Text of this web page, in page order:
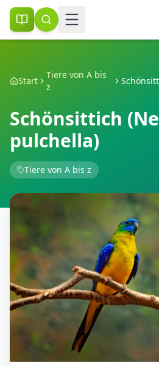
Start
Tiere von A bis
z
Schönsittich
pulchella)
Tiere von A bis z